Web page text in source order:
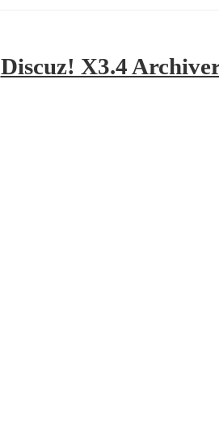
Discuz! X3.4